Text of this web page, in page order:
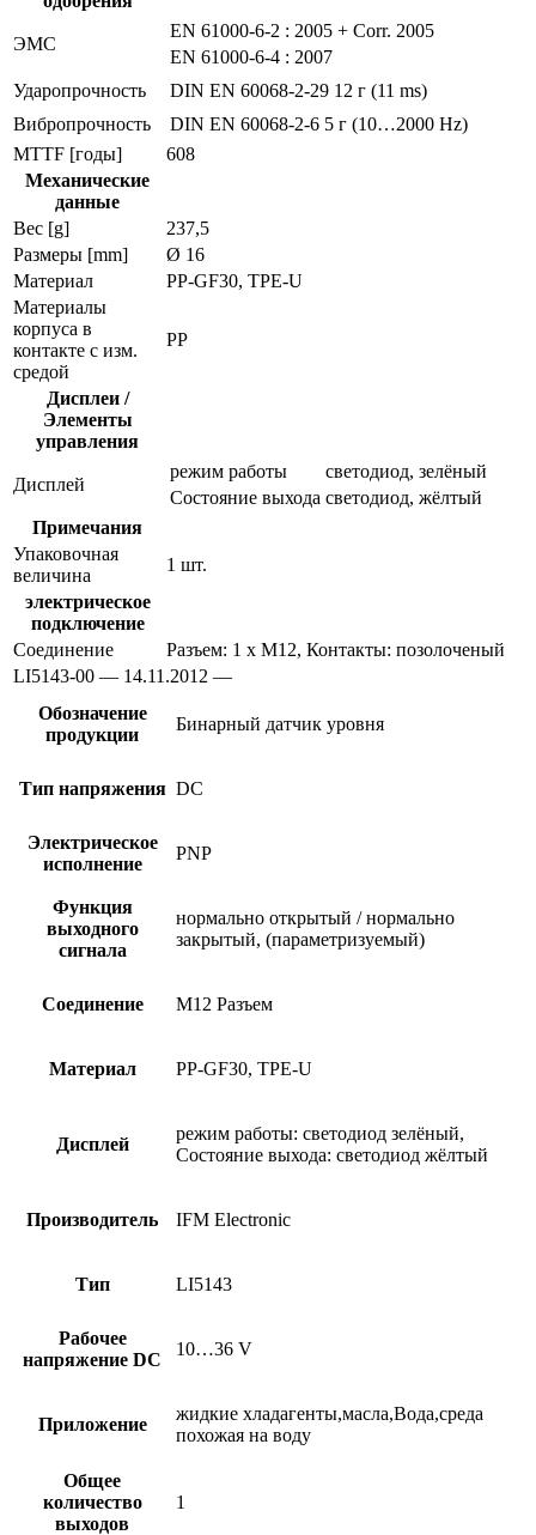
ЭMC
EN 61000-6-2 : 2005 + Corr. 2005
EN 61000-6-4 : 2007
Ударопрочность
DIN EN 60068-2-29 12 г (11 ms)
Вибропрочность
DIN EN 60068-2-6 5 г (10…2000 Hz)
MTTF [годы]
608
Механические
данные
Вес [g]
237,5
Размеры [mm]
Ø 16
Материал
PP-GF30, TPE-U
Материалы
корпуса в
контакте с изм.
средой
PP
Дисплеи /
Элементы
управления
Дисплей
режим работы
светодиод, зелёный
Состояние выхода светодиод, жёлтый
Примечания
Упаковочная
величина
1 шт.
электрическое
подключение
Соединение
Разъем: 1 x M12, Контакты: позолоченый
LI5143-00 — 14.11.2012 —
Обозначение
продукции
Бинарный датчик уровня
Тип напряжения DC
Электрическое
исполнение
PNP
Функция
выходного
сигнала
нормально открытый / нормально
закрытый, (параметризуемый)
Соединение M12 Разъем
Материал PP-GF30, TPE-U
Дисплей
режим работы: светодиод зелёный,
Состояние выхода: светодиод жёлтый
Производитель IFM Electronic
Тип LI5143
Рабочее
напряжение DC
10…36 V
Приложение
жидкие хладагенты,масла,Вода,среда
похожая на воду
Общее
количество
выходов
1